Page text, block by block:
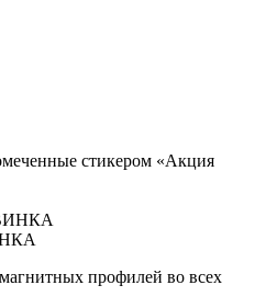
стикером «Акция
профилей во всех